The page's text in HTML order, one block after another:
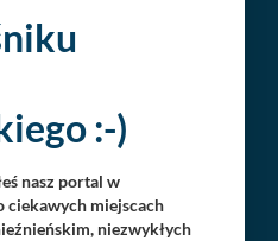
:-)
nasz portal w
miejscach
niezwykłych